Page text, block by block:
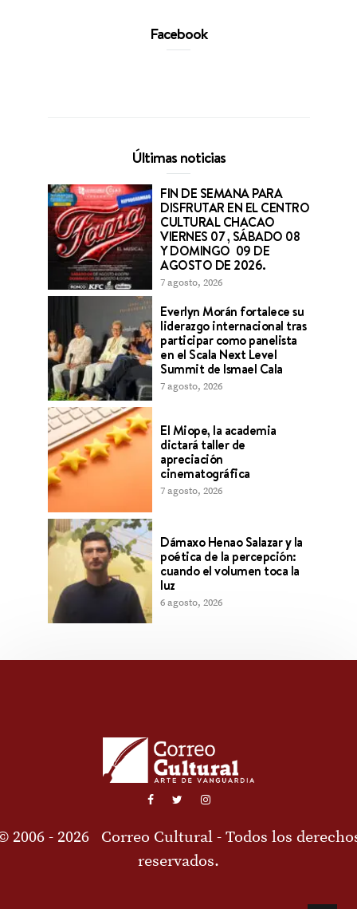
Facebook
Últimas noticias
FIN DE SEMANA PARA
DISFRUTAR EN EL CENTRO
CULTURAL CHACAO
VIERNES 07 , SÁBADO 08
Y DOMINGO 09 DE
AGOSTO DE 2026.
7 agosto, 2026
Everlyn Morán fortalece su
liderazgo internacional tras
participar como panelista
en el Scala Next Level
Summit de Ismael Cala
7 agosto, 2026
El Miope, la academia
dictará taller de
apreciación
cinematográfica
7 agosto, 2026
Dámaxo Henao Salazar y la
poética de la percepción:
cuando el volumen toca la
luz
6 agosto, 2026
2006 - 2026 Correo Cultural - Todos los
reservados.